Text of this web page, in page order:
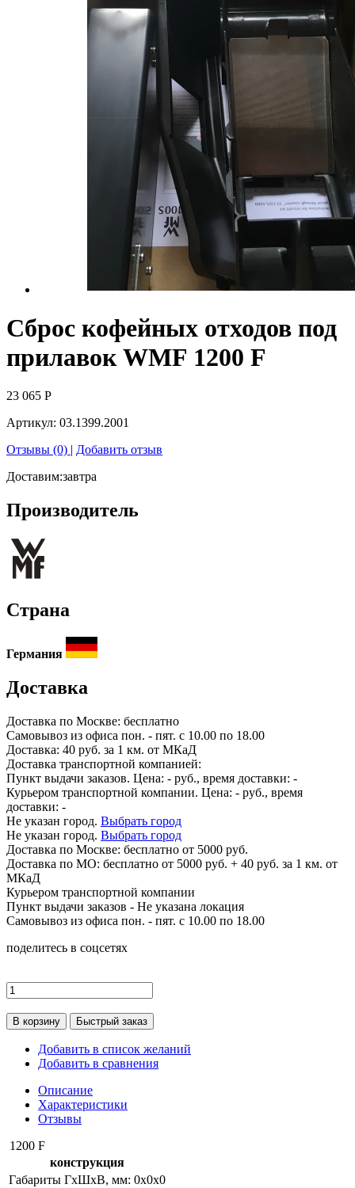
Сброс кофейных отходов под
прилавок WMF 1200 F
23 065 Р
Артикул: 03.1399.2001
Отзывы (0) | Добавить отзыв
Доставим:завтра
Производитель
Страна
Германия
Доставка
Доставка по Москве: бесплатно
Самовывоз из офиса пон. - пят. с 10.00 по 18.00
Доставка: 40 руб. за 1 км. от МКаД
Доставка транспортной компанией:
Пункт выдачи заказов. Цена: - руб., время доставки: -
Курьером транспортной компании. Цена: - руб., время
доставки: -
Не указан город. Выбрать город
Не указан город. Выбрать город
Доставка по Москве: бесплатно от 5000 руб.
Доставка по МО: бесплатно от 5000 руб. + 40 руб. за 1 км. от
МКаД
Курьером транспортной компании
Пункт выдачи заказов - Не указана локация
Самовывоз из офиса пон. - пят. с 10.00 по 18.00
поделитесь в соцсетях
В корзину Быстрый заказ
Добавить в список желаний
Добавить в сравнения
Описание
Характеристики
Отзывы
1200 F
конструкция
Габариты ГхШхВ, мм: 0х0х0